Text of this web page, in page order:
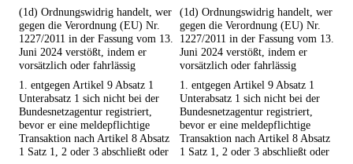
(1d) Ordnungswidrig handelt, wer
gegen die Verordnung (EU) Nr.
1227/2011 in der Fassung vom 13.
Juni 2024 verstößt, indem er
vorsätzlich oder fahrlässig
(1d) Ordnungswidrig handelt, wer
gegen die Verordnung (EU) Nr.
1227/2011 in der Fassung vom 13.
Juni 2024 verstößt, indem er
vorsätzlich oder fahrlässig
1. entgegen Artikel 9 Absatz 1
Unterabsatz 1 sich nicht bei der
Bundesnetzagentur registriert,
bevor er eine meldepflichtige
Transaktion nach Artikel 8 Absatz
1 Satz 1, 2 oder 3 abschließt oder
1. entgegen Artikel 9 Absatz 1
Unterabsatz 1 sich nicht bei der
Bundesnetzagentur registriert,
bevor er eine meldepflichtige
Transaktion nach Artikel 8 Absatz
1 Satz 1, 2 oder 3 abschließt oder